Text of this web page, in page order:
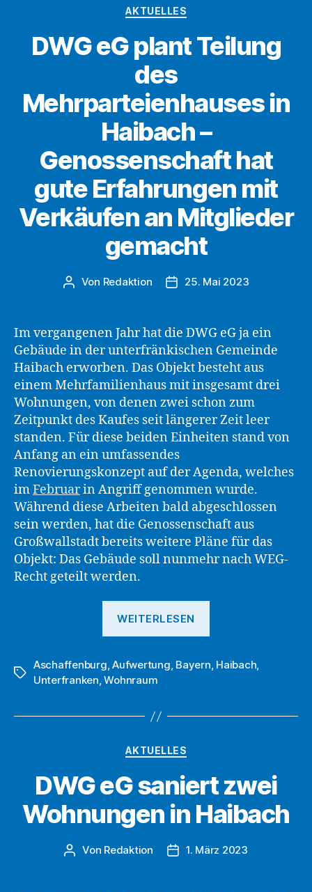
Kategorien
AKTUELLES
DWG eG plant Teilung
des
Mehrparteienhauses in
Haibach –
Genossenschaft hat
gute Erfahrungen mit
Verkäufen an Mitglieder
gemacht
Beitragsautor
Von Redaktion Beitragsdatum
25. Mai 2023
Im vergangenen Jahr hat die DWG eG ja ein
Gebäude in der unterfränkischen Gemeinde
Haibach erworben. Das Objekt besteht aus
einem Mehrfamilienhaus mit insgesamt drei
Wohnungen, von denen zwei schon zum
Zeitpunkt des Kaufes seit längerer Zeit leer
standen. Für diese beiden Einheiten stand von
Anfang an ein umfassendes
Renovierungskonzept auf der Agenda, welches
imFebruarin Angriff genommen wurde.
Während diese Arbeiten bald abgeschlossen
sein werden, hat die Genossenschaft aus
Großwallstadt bereits weitere Pläne für das
Objekt: Das Gebäude soll nunmehr nach WEG-
Recht geteilt werden.
WEITERLESEN
Teilung
Genossenschaft
hat
gute
mit
Schlagwörter
Aschaffenburg,Aufwertung, Bayern, Haibach,
Unterfranken,Wohnraum
Kategorien
AKTUELLES
DWG eG saniert zwei
Wohnungen in Haibach
Beitragsautor
Von Redaktion Beitragsdatum
1. März 2023